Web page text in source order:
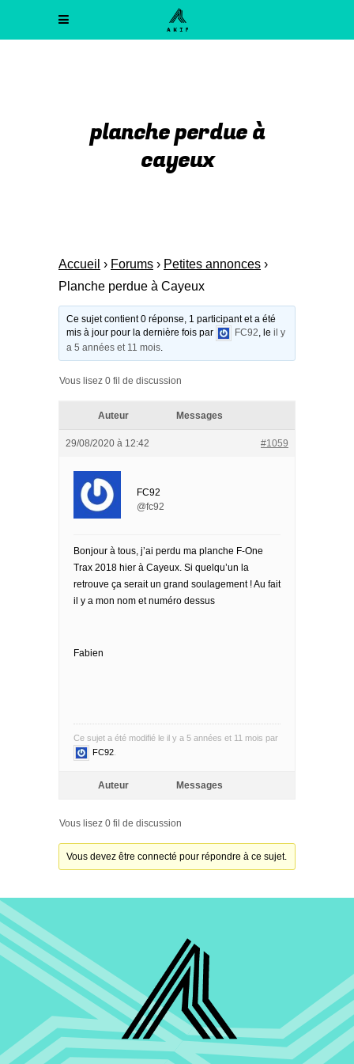
planche perdue à
cayeux
Accueil › Forums › Petites annonces ›
Planche perdue à Cayeux
Ce sujet contient 0 réponse, 1 participant et a été
mis à jour pour la dernière fois par
FC92, leil y
a 5 années et 11 mois.
Vous lisez 0 fil de discussion
Auteur Messages
29/08/2020 à 12:42 #1059
FC92
@fc92
Bonjour à tous, j’ai perdu ma planche F-One
Trax 2018 hier à Cayeux. Si quelqu’un la
retrouve ça serait un grand soulagement ! Au fait
il y a mon nom et numéro dessus
Fabien
Ce sujet a été modifié le il y a 5 années et 11 mois par
FC92
Auteur Messages
Vous lisez 0 fil de discussion
Vous devez être connecté pour répondre à ce sujet.